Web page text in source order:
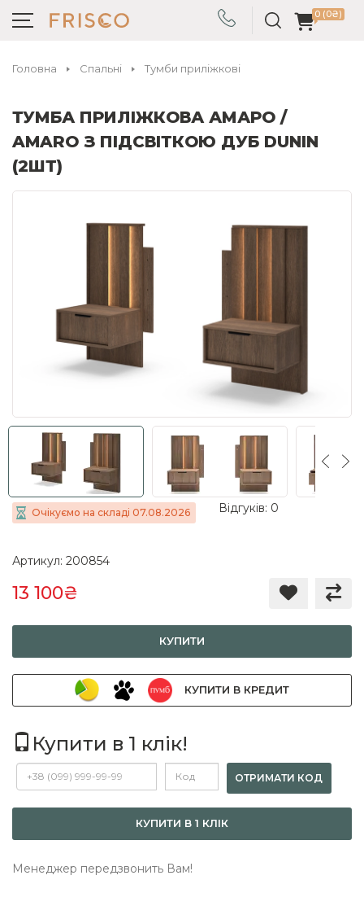
0 (0₴)
Головна Спальні Тумби приліжкові
ТУМБА ПРИЛІЖКОВА АМАРО /
AMARO З ПІДСВІТКОЮ ДУБ DUNIN
(2ШТ)
Очікуємо на складі 07.08.2026 Відгуків: 0
Артикул: 200854
13 100₴
КУПИТИ
КУПИТИ В КРЕДИТ
Купити в 1 клік!
ОТРИМАТИ КОД
КУПИТИ В 1 КЛІК
Менеджер передзвонить Вам!